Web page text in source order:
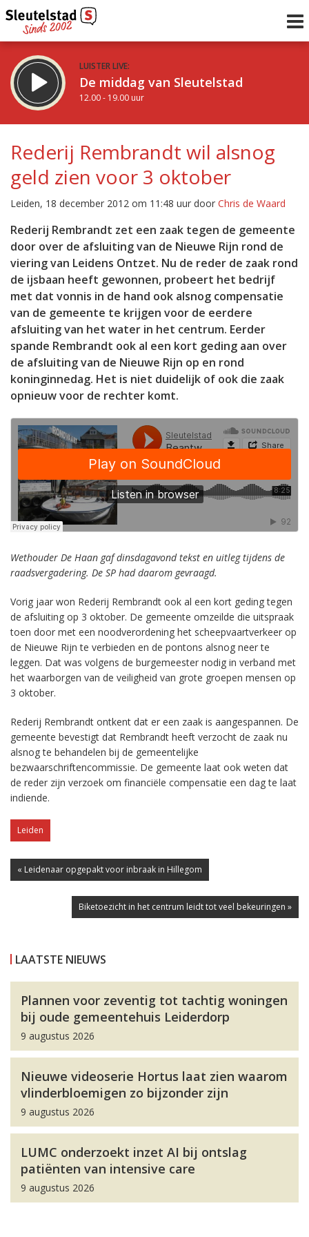
LUISTER LIVE:
De middag van Sleutelstad
12.00 - 19.00 uur
De avond van Sleutelstad
19.00 - 22.00 uur
Vorig uur
uur 1 van 0
Inklappen
Rederij Rembrandt wil alsnog
geld zien voor 3 oktober
Leiden, 18 december 2012 om 11:48 uur door Chris de Waard
Rederij Rembrandt zet een zaak tegen de gemeente
door over de afsluiting van de Nieuwe Rijn rond de
viering van Leidens Ontzet. Nu de reder de zaak rond
de ijsbaan heeft gewonnen, probeert het bedrijf
met dat vonnis in de hand ook alsnog compensatie
van de gemeente te krijgen voor de eerdere
afsluiting van het water in het centrum. Eerder
spande Rembrandt ook al een kort geding aan over
de afsluiting van de Nieuwe Rijn op en rond
koninginnedag. Het is niet duidelijk of ook die zaak
opnieuw voor de rechter komt.
Wethouder De Haan gaf dinsdagavond tekst en uitleg tijdens de
raadsvergadering. De SP had daarom gevraagd.
Vorig jaar won Rederij Rembrandt ook al een kort geding tegen
de afsluiting op 3 oktober. De gemeente omzeilde die uitspraak
toen door met een noodverordening het scheepvaartverkeer op
de Nieuwe Rijn te verbieden en de pontons alsnog neer te
leggen. Dat was volgens de burgemeester nodig in verband met
het waarborgen van de veiligheid van grote groepen mensen op
3 oktober.
Rederij Rembrandt ontkent dat er een zaak is aangespannen. De
gemeente bevestigt dat Rembrandt heeft verzocht de zaak nu
alsnog te behandelen bij de gemeentelijke
bezwaarschriftencommissie. De gemeente laat ook weten dat
de reder zijn verzoek om financiële compensatie een dag te laat
indiende.
Leiden
« Leidenaar opgepakt voor inbraak in Hillegom
Biketoezicht in het centrum leidt tot veel bekeuringen »
LAATSTE NIEUWS
Plannen voor zeventig tot tachtig woningen
bij oude gemeentehuis Leiderdorp
9 augustus 2026
Nieuwe videoserie Hortus laat zien waarom
vlinderbloemigen zo bijzonder zijn
9 augustus 2026
LUMC onderzoekt inzet AI bij ontslag
patiënten van intensive care
9 augustus 2026